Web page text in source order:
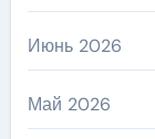
Июнь 2026
Май 2026